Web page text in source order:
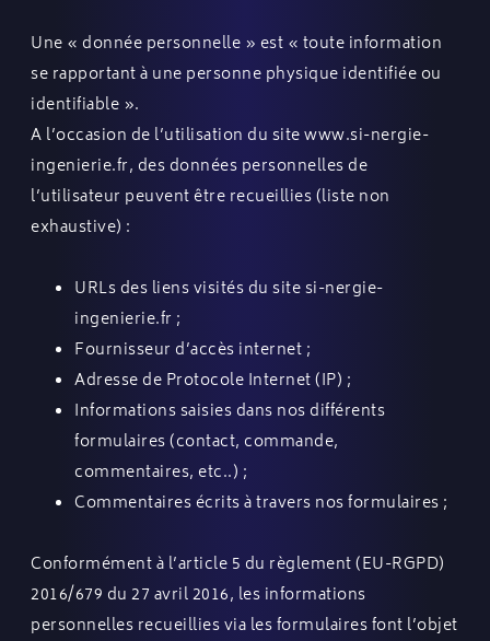
Une « donnée personnelle » est « toute information
se rapportant à une personne physique identifiée ou
identifiable ».
A l’occasion de l’utilisation du sitewww.si-nergie-
ingenierie.fr, des données personnelles de
l’utilisateur peuvent être recueillies (liste non
exhaustive) :
URLs des liens visités du sitesi-nergie-
ingenierie.fr ;
Fournisseur d’accès internet ;
Adresse de Protocole Internet (IP) ;
Informations saisies dans nos différents
formulaires (contact, commande,
commentaires, etc..) ;
Commentaires écrits à travers nos formulaires ;
Conformément à l’article 5 du règlement (EU-RGPD)
2016/679 du 27 avril 2016, les informations
personnelles recueillies via les formulaires font l’objet